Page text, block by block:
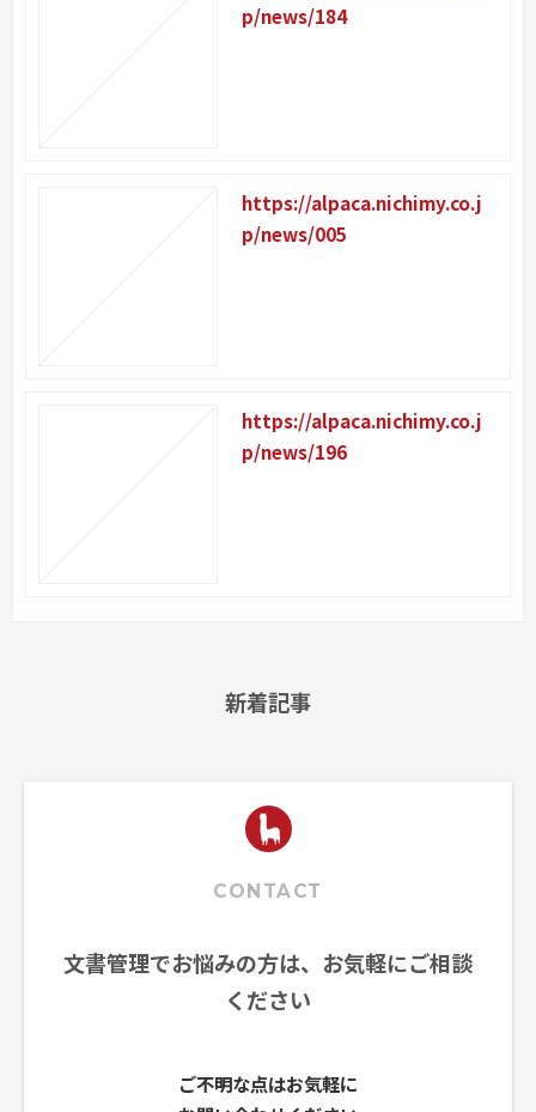
p/news/184
https://alpaca.nichimy.co.j
p/news/005
https://alpaca.nichimy.co.j
p/news/196
新着記事
CONTACT
文書管理でお悩みの方は、お気軽にご相談
ください
ご不明な点はお気軽に